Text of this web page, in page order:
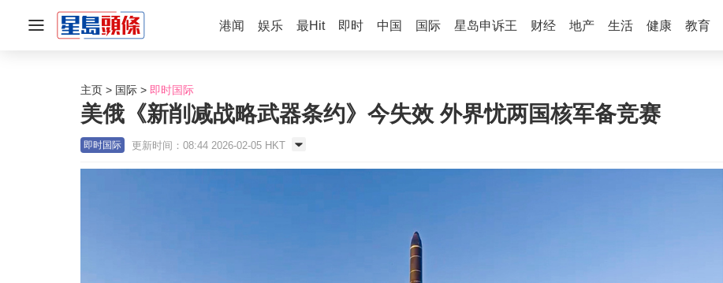
港闻 娱乐 最Hit 即时 中国 国际 星岛申诉王 财经 地产 生活 健康 教育
主页 国际 即时国际
美俄《新削减战略武器条约》今失效 外界忧两国核军备竞赛
即时国际 更新时间：08:44 2026-02-05 HKT